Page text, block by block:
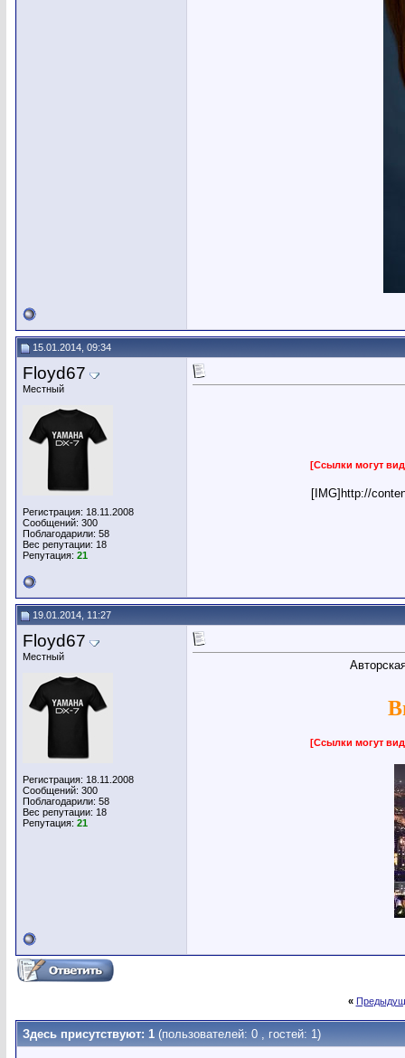
15.01.2014, 09:34
Floyd67
Местный
Регистрация: 18.11.2008
Сообщений: 300
Поблагодарили: 58
Вес репутации: 18
Репутация: 21
[Ссылки могут
[IMG]http://
19.01.2014, 11:27
Floyd67
Местный
Регистрация: 18.11.2008
Сообщений: 300
Поблагодарили: 58
Вес репутации: 18
Репутация: 21
[Ссылки могут
«
Здесь присутствуют: 1 (пользователей: 0 , гостей: 1)